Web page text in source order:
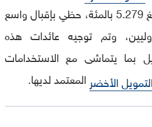
دولار بمعدل ربح تنافسي بلغ 5.279 بالمئة، حظي بإقبال واسع
وتم توجيه عائدات هذه
بما يتماشى مع الاستخدامات
التمويل الأخضر المعتمد لديها.